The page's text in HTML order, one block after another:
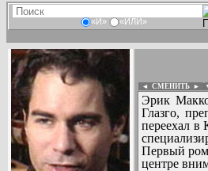
«И» «ИЛИ»
◄ СМЕНИТЬ ►
Эрик
Глазго,
переехал в
Первый
центре